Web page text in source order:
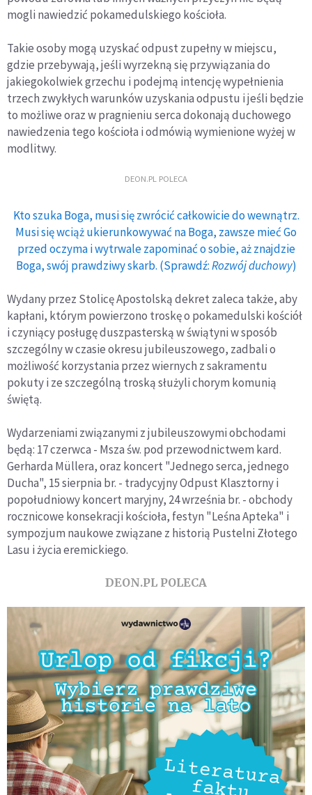
mogli nawiedzić pokamedulskiego kościoła.
Takie osoby mogą uzyskać odpust zupełny w miejscu,
gdzie przebywają, jeśli wyrzekną się przywiązania do
jakiegokolwiek grzechu i podejmą intencję wypełnienia
trzech zwykłych warunków uzyskania odpustu i jeśli będzie
to możliwe oraz w pragnieniu serca dokonają duchowego
nawiedzenia tego kościoła i odmówią wymienione wyżej w
modlitwy.
DEON.PL POLECA
Kto szuka Boga, musi się zwrócić całkowicie do wewnątrz.
Musi się wciąż ukierunkowywać na Boga, zawsze mieć Go
przed oczyma i wytrwale zapominać o sobie, aż znajdzie
Boga, swój prawdziwy skarb. (Sprawdź:Rozwój duchowy)
Wydany przez Stolicę Apostolską dekret zaleca także, aby
kapłani, którym powierzono troskę o pokamedulski kościół
i czyniący posługę duszpasterską w świątyni w sposób
szczególny w czasie okresu jubileuszowego, zadbali o
możliwość korzystania przez wiernych z sakramentu
pokuty i ze szczególną troską służyli chorym komunią
świętą.
Wydarzeniami związanymi z jubileuszowymi obchodami
będą: 17 czerwca - Msza św. pod przewodnictwem kard.
Gerharda Müllera, oraz koncert "Jednego serca, jednego
Ducha", 15 sierpnia br. - tradycyjny Odpust Klasztorny i
popołudniowy koncert maryjny, 24 września br. - obchody
rocznicowe konsekracji kościoła, festyn "Leśna Apteka" i
sympozjum naukowe związane z historią Pustelni Złotego
Lasu i życia eremickiego.
DEON.PL POLECA